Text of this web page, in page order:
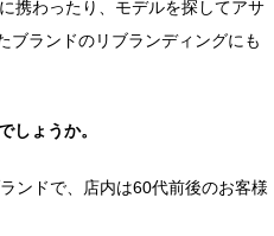
携わったり、モデルを探してアサ
ブランドのリブランディングにも
しょうか。
ンドで、店内は60代前後のお客様